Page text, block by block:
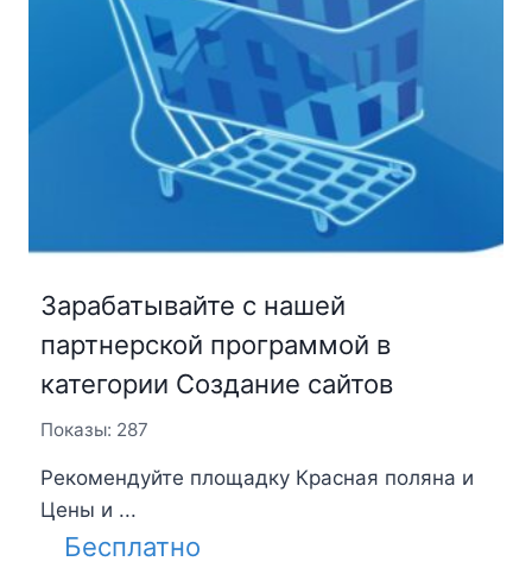
Зарабатывайте с нашей
партнерской программой в
категории Создание сайтов
Показы: 287
Рекомендуйте площадку Красная поляна и
Цены и ...
Бесплатно